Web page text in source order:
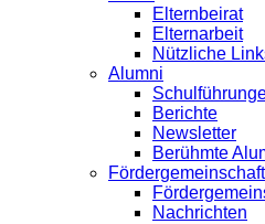
Elternbeirat
Elternarbeit
Nützliche
Alumni
Berichte
Newsletter
Berühmte
Förder­gemeinschaft
Nachrichten